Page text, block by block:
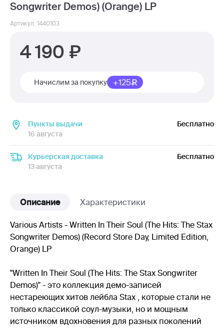
Songwriter Demos) (Orange) LP
Артикул: 1440103
4 190
Начислим за покупку +125
Пункты выдачи
16 августа
Бесплатно
Курьерская доставка
13 августа
Бесплатно
Описание Характеристики
Various Artists - Written In Their Soul (The Hits: The Stax
Songwriter Demos) (Record Store Day, Limited Edition,
Orange) LP
"Written In Their Soul (The Hits: The Stax Songwriter
Demos)" - это коллекция демо-записей
нестареющих хитов лейбла Stax , которые стали не
только классикой соул-музыки, но и мощным
источником вдохновения для разных поколений